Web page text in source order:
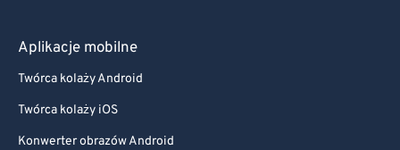
Aplikacje mobilne
Twórca kolaży Android
Twórca kolaży iOS
Konwerter obrazów Android